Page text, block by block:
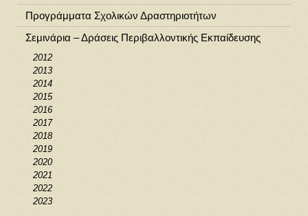
Προγράμματα Σχολικών Δραστηριοτήτων
Σεμινάρια – Δράσεις Περιβαλλοντικής Εκπαίδευσης
2012
2013
2014
2015
2016
2017
2018
2019
2020
2021
2022
2023